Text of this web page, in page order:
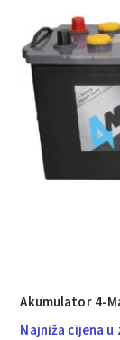
Akumulator 4-
Najniža cijena u